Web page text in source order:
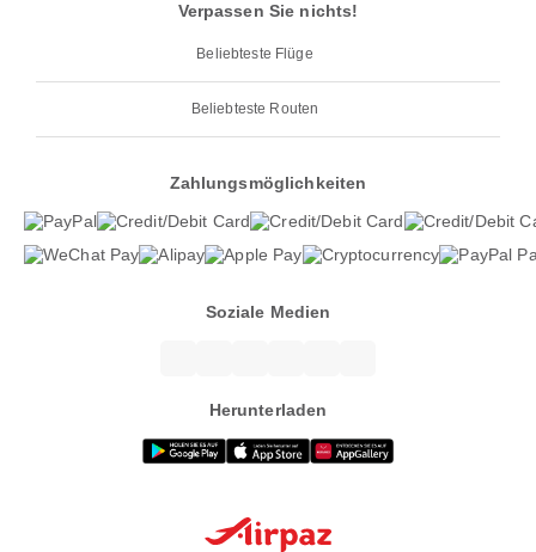
Verpassen Sie nichts!
Beliebteste Flüge
Beliebteste Routen
Zahlungsmöglichkeiten
Soziale Medien
Herunterladen